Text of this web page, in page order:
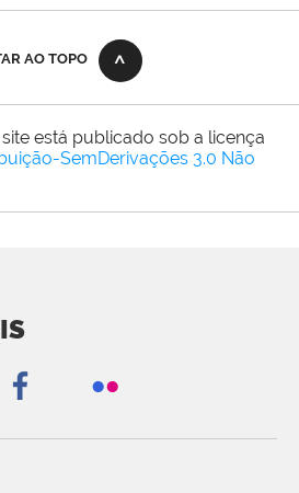
AO TOPO
está publicado sob a licença
SemDerivações 3.0 Não